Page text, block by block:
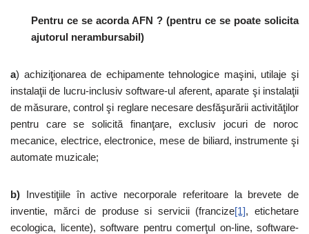
Pentru ce se acorda AFN ? (pentru ce se poate solicita
ajutorul nerambursabil)
a) achiziţionarea de echipamente tehnologice maşini, utilaje şi
instalaţii de lucru-inclusiv software-ul aferent, aparate şi instalaţii
de măsurare, control şi reglare necesare desfăşurării activităţilor
pentru care se solicită finanţare, exclusiv jocuri de noroc
mecanice, electrice, electronice, mese de biliard, instrumente şi
automate muzicale;
b) Investiţiile în active necorporale referitoare la brevete de
inventie, mărci de produse si servicii (francize[1], etichetare
ecologica, licente), software pentru comerţul on-line, software-